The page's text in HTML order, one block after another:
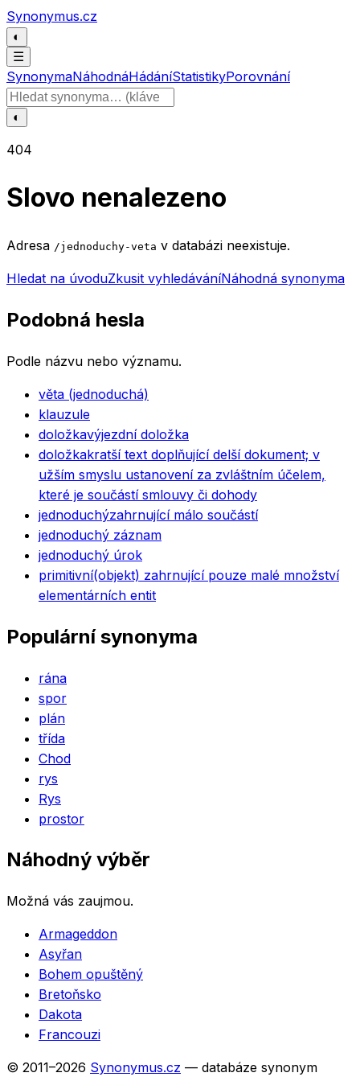
Přeskočit na obsah
Synonymus.cz
◐
☰
SynonymaNáhodnáHádáníStatistikyPorovnání
Hledat slovo
◐
404
Slovo nenalezeno
Adresa /jednoduchy-veta v databázi neexistuje.
Hledat na úvoduZkusit vyhledáváníNáhodná synonyma
Podobná hesla
Podle názvu nebo významu.
věta (jednoduchá)
klauzule
doložkavýjezdní doložka
doložkakratší text doplňující delší dokument; v
užším smyslu ustanovení za zvláštním účelem,
které je součástí smlouvy či dohody
jednoduchýzahrnující málo součástí
jednoduchý záznam
jednoduchý úrok
primitivní(objekt) zahrnující pouze malé množství
elementárních entit
Populární synonyma
rána
spor
plán
třída
Chod
rys
Rys
prostor
Náhodný výběr
Možná vás zaujmou.
Armageddon
Asyřan
Bohem opuštěný
Bretoňsko
Dakota
Francouzi
© 2011–2026 Synonymus.cz — databáze synonym